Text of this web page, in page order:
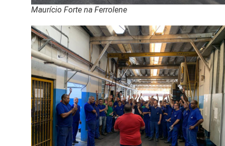
Maurício Forte na Ferrolene